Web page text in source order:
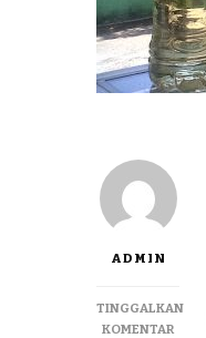
ADMIN
TINGGALKAN
KOMENTARPADA